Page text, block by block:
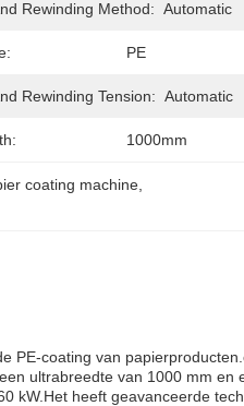
Rewinding Method: Automatic
PE
Rewinding Tension: Automatic
1000mm
coating machine
PE-coating van
ultrabreedte van 1000 mm en
kW.Het heeft geavanceerde